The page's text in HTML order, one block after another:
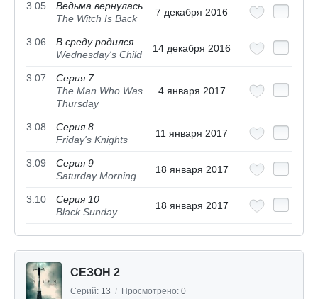
3.05
Ведьма вернулась
The Witch Is Back
7 декабря 2016
3.06
В среду родился
Wednesday's Child
14 декабря 2016
3.07
Серия 7
The Man Who Was
Thursday
4 января 2017
3.08
Серия 8
Friday's Knights
11 января 2017
3.09
Серия 9
Saturday Morning
18 января 2017
3.10
Серия 10
Black Sunday
18 января 2017
СЕЗОН 2
Серий: 13 / Просмотрено: 0